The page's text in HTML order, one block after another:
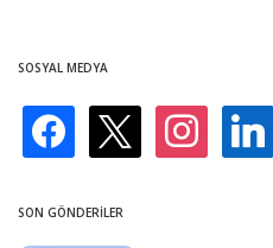
SOSYAL MEDYA
facebook instagramlinkedin
SON GÖNDERILER